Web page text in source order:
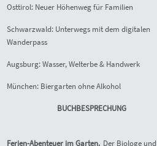
Osttirol: Neuer Höhenweg für Familien
Schwarzwald: Unterwegs mit dem digitalen
Wanderpass
Augsburg: Wasser, Welterbe & Handwerk
München: Biergarten ohne Alkohol
BUCHBESPRECHUNG
Ferien-Abenteuer im Garten. Der Biologe und